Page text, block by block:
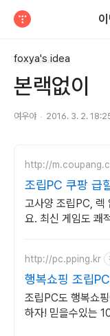
foxya's idea
본랙없이
여우야 2016. 3. 2.
http://
조립PC 쿠팡 급
고사양 조립PC, 렉
요. 최신 게임도 쾌
http://pc.pping.kr
행복쇼핑 조립
100% 매매보호
조립PC도 행복쇼
하자! 믿을수있는